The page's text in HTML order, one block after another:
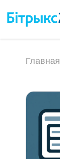
Главная